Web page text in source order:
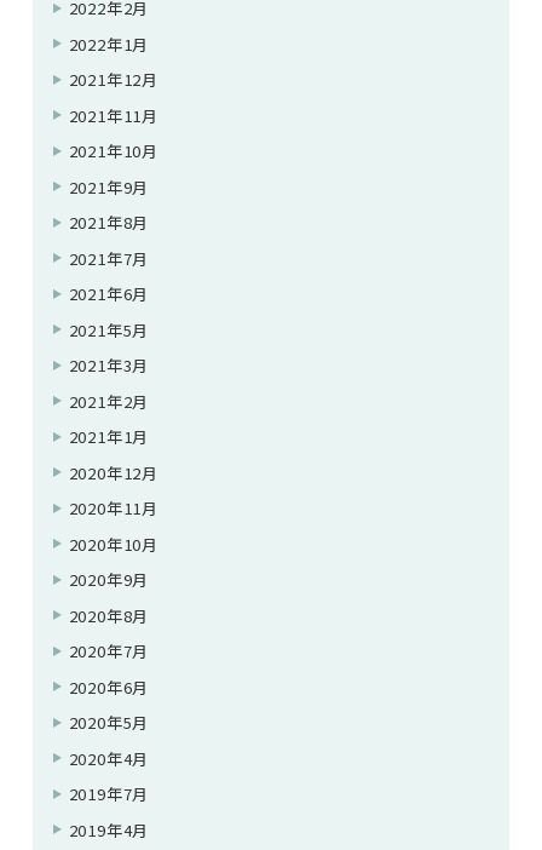
2022年2月
2022年1月
2021年12月
2021年11月
2021年10月
2021年9月
2021年8月
2021年7月
2021年6月
2021年5月
2021年3月
2021年2月
2021年1月
2020年12月
2020年11月
2020年10月
2020年9月
2020年8月
2020年7月
2020年6月
2020年5月
2020年4月
2019年7月
2019年4月